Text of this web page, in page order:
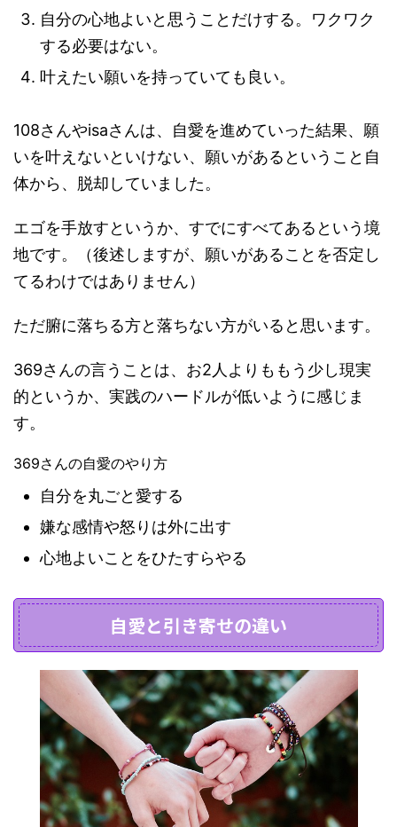
自分の心地よいと思うことだけする。 ワクワク
する必要はない。
叶えたい願いを持っていても良い。
108さんやisaさんは、自愛を進めていった結果、願
いを叶えないといけない、願いがあるということ自
体から、脱却していました。
エゴを手放すというか、すでにすべてあるという境
地です。（後述しますが、願いがあることを否定し
てるわけではありません）
ただ腑に落ちる方と落ちない方がいると思います。
369さんの言うことは、お2人よりももう少し現実
的というか、実践のハードルが低いように感じま
す。
369さんの自愛のやり方
自分を丸ごと愛する
嫌な感情や怒りは外に出す
心地よいことをひたすらやる
自愛と引き寄せの違い